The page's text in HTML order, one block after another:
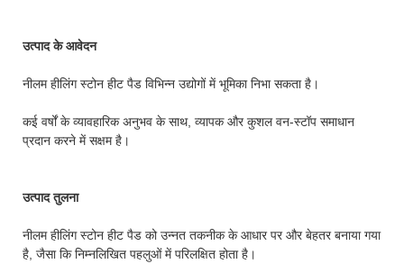
उत्पाद के आवेदन
नीलम हीलिंग स्टोन हीट पैड विभिन्न उद्योगों में भूमिका निभा सकता है।
कई वर्षों के व्यावहारिक अनुभव के साथ, व्यापक और कुशल वन-स्टॉप समाधान
प्रदान करने में सक्षम है।
उत्पाद तुलना
नीलम हीलिंग स्टोन हीट पैड को उन्नत तकनीक के आधार पर और बेहतर बनाया गया
है, जैसा कि निम्नलिखित पहलुओं में परिलक्षित होता है।